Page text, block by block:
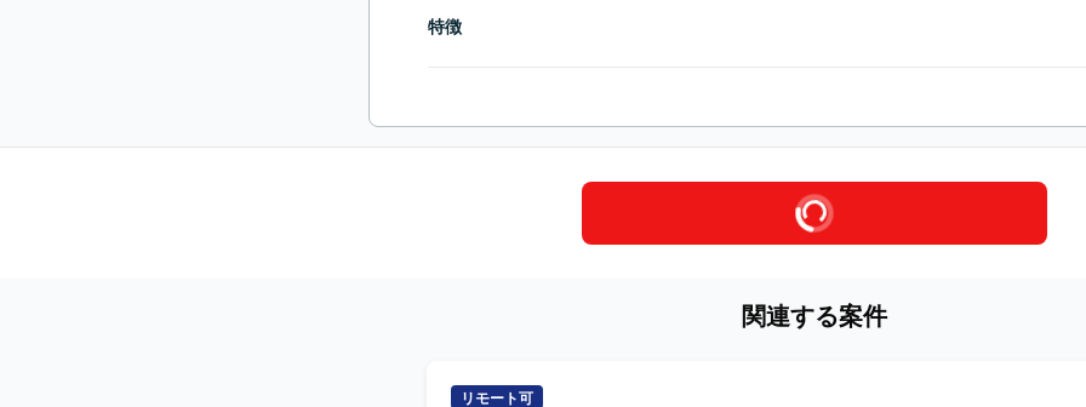
特徴
関連する案件
リモート可